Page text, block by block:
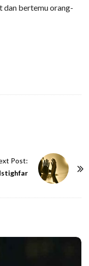
dan bertemu orang-
Post: